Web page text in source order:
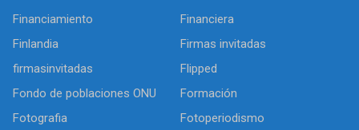
Financiamiento
Financiera
Finlandia
Firmas invitadas
firmasinvitadas
Flipped
Fondo de poblaciones ONU
Formación
Fotografia
Fotoperiodismo